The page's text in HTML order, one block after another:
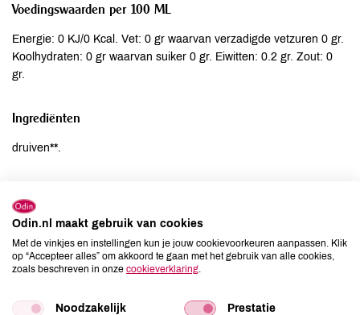
Voedingswaarden per 100 ML
Energie: 0 KJ/0 Kcal. Vet: 0 gr waarvan verzadigde vetzuren 0 gr.
Koolhydraten: 0 gr waarvan suiker 0 gr. Eiwitten: 0.2 gr. Zout: 0
gr.
Ingrediënten
druiven**.
Aardnoten
niet aanwezig
Ei
niet aanwezig
Gluten
niet aanwezig
Lupine
niet aanwezig
Odin.nl maakt gebruik van cookies
Met de vinkjes en instellingen kun je jouw cookievoorkeuren aanpassen. Klik
op “Accepteer alles” om akkoord te gaan met het gebruik van alle cookies,
zoals beschreven in onze cookieverklaring
Noodzakelijk Prestatie